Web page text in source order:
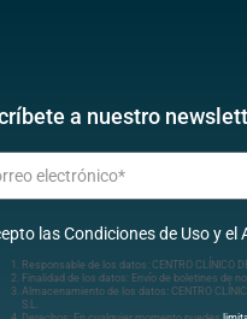
a nuestro
las Condiciones de Uso y el
Responsable de los datos: CENTRO CLÍNICO
Finalidad de los datos: Envío de boletines de
Almacenamiento de los datos: CENTRO
S.L.